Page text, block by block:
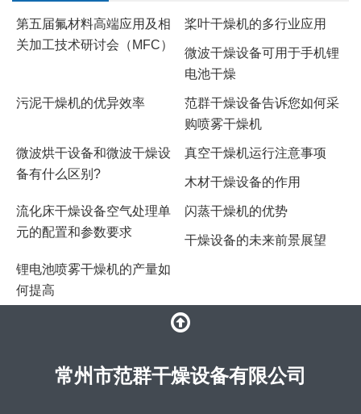
第五届氟材料高端应用及相
关加工技术研讨会（MFC）
桨叶干燥机的多行业应用
微波干燥设备可用于手机锂
电池干燥
​污泥干燥机的优异效率
范群干燥设备告诉您如何采
购喷雾干燥机
微波烘干设备和微波干燥设
备有什么区别?
​真空干燥机运行注意事项
木材干燥设备的作用
流化床干燥设备空气处理单
元的配置和参数要求
闪蒸干燥机的优势
干燥设备的未来前景展望
锂电池喷雾干燥机的产量如
何提高
常州市范群干燥设备有限公司